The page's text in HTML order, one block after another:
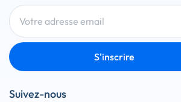
S'inscrire
Suivez-nous